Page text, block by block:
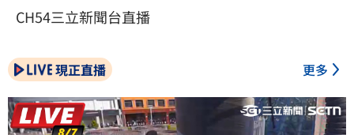
CH54三立新聞台直播
現正直播 更多